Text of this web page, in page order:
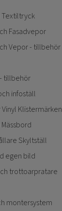
Fasadvepor
Vepor - tillbehör
tillbehör
infoställ
Klistermärken
Skyltställ
egen bild
trottoarpratare
montersystem